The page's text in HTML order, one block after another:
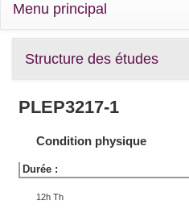
Menu principal
Structure des études
PLEP3217-1
Condition physique
Durée :
12h Th